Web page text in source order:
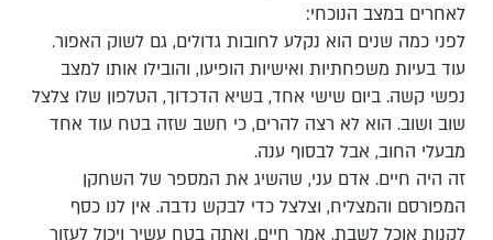
לאחרים במצב הנוכחי:
לפני כמה שנים הוא נקלע לחובות גדולים, גם לשוק האפור.
עוד בעיות משפחתיות ואישיות הופיעו, והובילו אותו למצב
נפשי קשה. ביום שישי אחד, בשיא הדכדוך, הטלפון שלו צלצל
שוב ושוב. הוא לא רצה להרים, כי חשב שזה בטח עוד אחד
מבעלי החוב, אבל לבסוף ענה.
זה היה חיים. אדם עני, שהשיג את המספר של השחקן
המפורסם והמצליח, וצלצל כדי לבקש נדבה. אין לנו כסף
לקנות אוכל לשבת, אמר חיים, ואתה בטח עשיר ויכול לעזור